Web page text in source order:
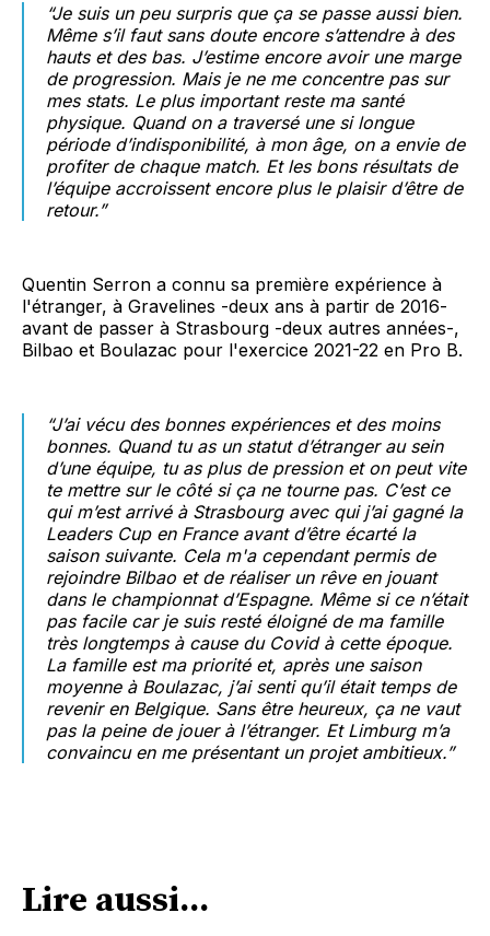
“Je suis un peu surpris que ça se passe aussi bien.
Même s’il faut sans doute encore s’attendre à des
hauts et des bas. J’estime encore avoir une marge
de progression. Mais je ne me concentre pas sur
mes stats. Le plus important reste ma santé
physique. Quand on a traversé une si longue
période d’indisponibilité, à mon âge, on a envie de
profiter de chaque match. Et les bons résultats de
l’équipe accroissent encore plus le plaisir d’être de
retour.”
Quentin Serron a connu sa première expérience à
l'étranger, à Gravelines -deux ans à partir de 2016-
avant de passer à Strasbourg -deux autres années-,
Bilbao et Boulazac pour l'exercice 2021-22 en Pro B.
“J’ai vécu des bonnes expériences et des moins
bonnes. Quand tu as un statut d’étranger au sein
d’une équipe, tu as plus de pression et on peut vite
te mettre sur le côté si ça ne tourne pas. C’est ce
qui m’est arrivé à Strasbourg avec qui j’ai gagné la
Leaders Cup en France avant d’être écarté la
saison suivante. Cela m'a cependant permis de
rejoindre Bilbao et de réaliser un rêve en jouant
dans le championnat d’Espagne. Même si ce n’était
pas facile car je suis resté éloigné de ma famille
très longtemps à cause du Covid à cette époque.
La famille est ma priorité et, après une saison
moyenne à Boulazac, j’ai senti qu’il était temps de
revenir en Belgique. Sans être heureux, ça ne vaut
pas la peine de jouer à l’étranger. Et Limburg m’a
convaincu en me présentant un projet ambitieux.”
Lire aussi...